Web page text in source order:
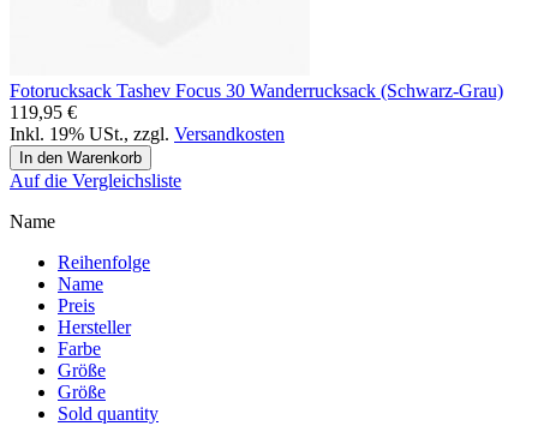
Fotorucksack Tashev Focus 30 Wanderrucksack (Schwarz-Grau)
119,95 €
Inkl. 19% USt., zzgl. Versandkosten
In den Warenkorb
Auf die Vergleichsliste
Name
Reihenfolge
Name
Preis
Hersteller
Farbe
Größe
Größe
Sold quantity